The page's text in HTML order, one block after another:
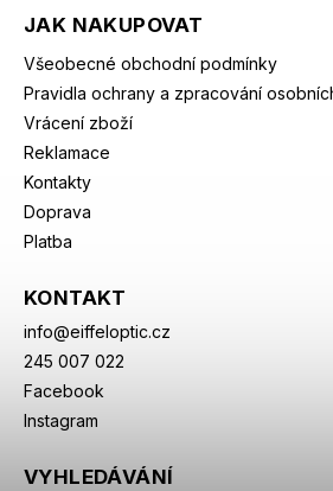
JAK NAKUPOVAT
Všeobecné obchodní podmínky
Pravidla ochrany a zpracování
Vrácení zboží
Reklamace
Kontakty
Doprava
Platba
KONTAKT
info@eiffeloptic.cz
245 007 022
Facebook
Instagram
VYHLEDÁVÁNÍ